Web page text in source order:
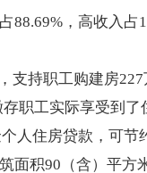
88.69%，高收入占
支持职工购建房
职工实际享受到
人住房贷款，可
面积90（含）平方